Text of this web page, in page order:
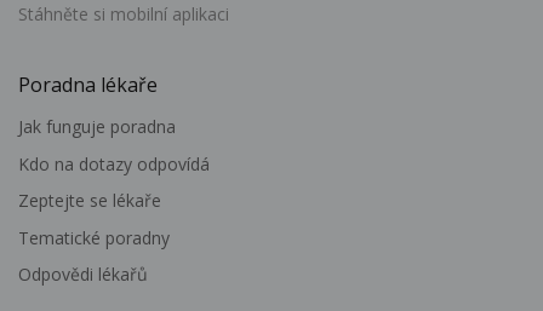
Stáhněte si mobilní aplikaci
Poradna lékaře
Jak funguje poradna
Kdo na dotazy odpovídá
Zeptejte se lékaře
Tematické poradny
Odpovědi lékařů